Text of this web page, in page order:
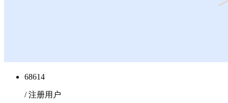
68614
/ 注册用户